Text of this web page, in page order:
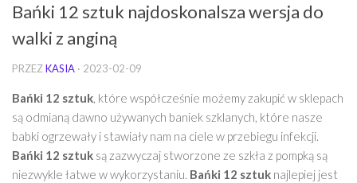
Bańki 12 sztuk najdoskonalsza wersja do
walki z anginą
PRZEZKASIA · 2023-02-09
Bańki 12 sztuk, które współcześnie możemy zakupić w sklepach
są odmianą dawno używanych baniek szklanych, które nasze
babki ogrzewały i stawiały nam na ciele w przebiegu infekcji.
Bańki 12 sztuk są zazwyczaj stworzone ze szkła z pompką są
niezwykle łatwe w wykorzystaniu. Bańki 12 sztuk najlepiej jest